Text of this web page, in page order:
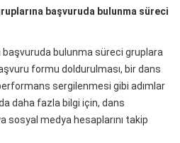
başvuruda bulunma süreci
başvuruda bulunma süreci gruplara
formu doldurulması, bir dans
sergilenmesi gibi adımlar
daha fazla bilgi için, dans
sosyal medya hesaplarını takip